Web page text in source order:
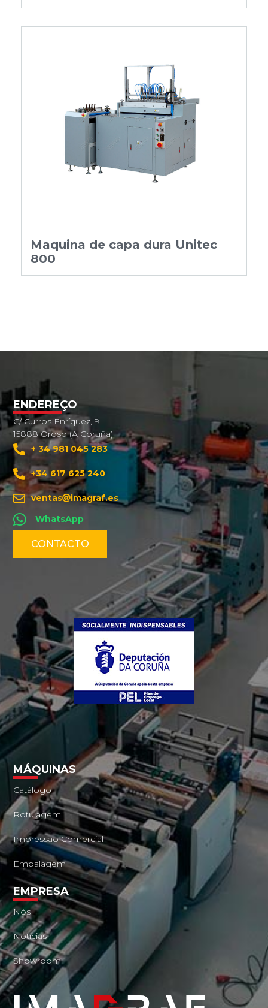
Maquina de capa dura Unitec
800
MÁQUINAS
Catálogo
Rotulagem
Impressão Comercial
Embalagem
EMPRESA
Nós
Notícias
Showroom
ENDEREÇO
C/ Curros Enríquez, 9
15888 Oroso (A Coruña)
+ 34 981 045 283
+34 617 625 240
ventas
imagraf.es
WhatsApp
CONTACTO